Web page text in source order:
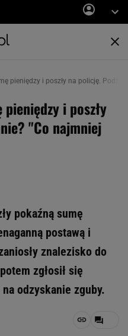
pieniędzy i poszły na policję.
pieniędzy i poszły
"Co najmniej
pokaźną sumę
postawą i
znalezisko do
zgłosił się
odzyskanie zguby.